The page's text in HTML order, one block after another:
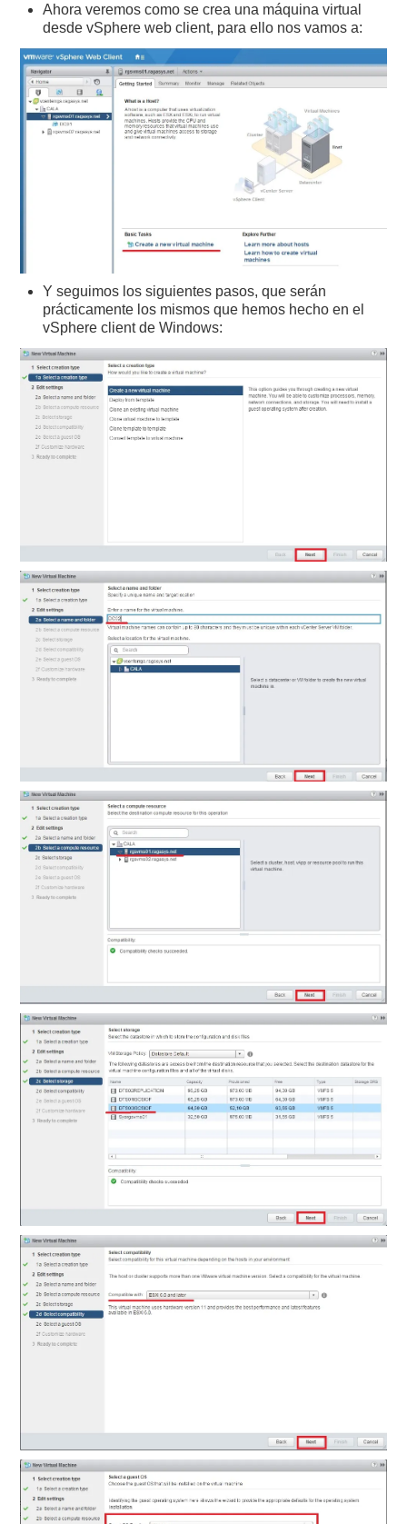
Ahora veremos como se crea una máquina virtual
desde vSphere web client, para ello nos vamos a:
Y seguimos los siguientes pasos, que serán
prácticamente los mismos que hemos hecho en el
vSphere client de Windows: